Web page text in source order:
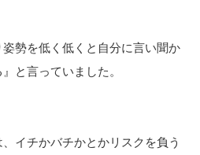
勢を低く低くと自分に言い聞か
』と言っていました。
イチかバチかとかリスクを負う